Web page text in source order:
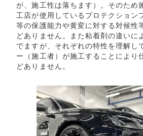
が、施工性は落ちます）。そのため
工店が使用しているプロテクション
等の保護能力や黄変に対する対候性
どありません。また粘着剤の違いに
でますが、それぞれの特性を理解し
ー（施工者）が施工することにより
どありません。